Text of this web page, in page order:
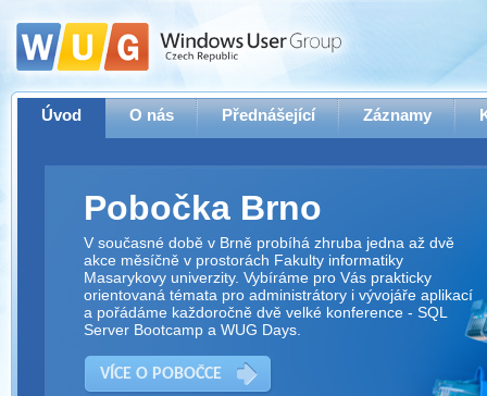
Úvod O nás Přednášející Záznamy
Pobočka Brno
V současné době v Brně probíhá zhruba jedna až dvě
akce měsíčně v prostorách Fakulty informatiky
Masarykovy univerzity. Vybíráme pro Vás prakticky
orientovaná témata pro administrátory i vývojáře aplikací
a pořádáme každoročně dvě velké konference - SQL
Server Bootcamp a WUG Days.
VÍCE O POBOČCE